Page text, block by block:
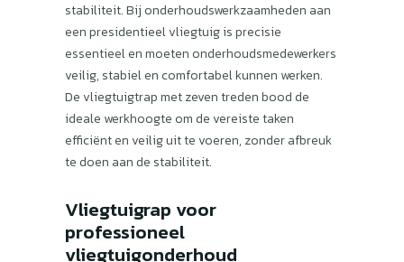
stabiliteit. Bij onderhoudswerkzaamheden aan
een presidentieel vliegtuig is precisie
essentieel en moeten onderhoudsmedewerkers
veilig, stabiel en comfortabel kunnen werken.
De vliegtuigtrap met zeven treden bood de
ideale werkhoogte om de vereiste taken
efficiënt en veilig uit te voeren, zonder afbreuk
te doen aan de stabiliteit.
Vliegtuigrap voor
professioneel
vliegtuigonderhoud